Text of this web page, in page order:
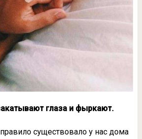
глаза и фыркают.
существовало у нас дома